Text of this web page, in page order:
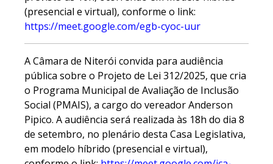
(presencial e virtual), conforme o link:
https://meet.google.com/egb-cyoc-uur
A Câmara de Niterói convida para audiência
pública sobre o Projeto de Lei 312/2025, que cria
o Programa Municipal de Avaliação de Inclusão
Social (PMAIS), a cargo do vereador Anderson
Pipico. A audiência será realizada às 18h do dia 8
de setembro, no plenário desta Casa Legislativa,
em modelo híbrido (presencial e virtual),